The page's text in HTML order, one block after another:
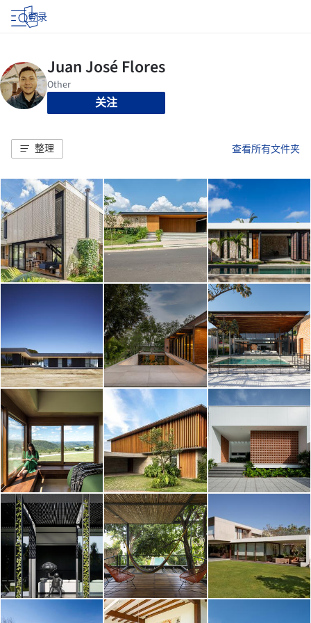
登录
关注
整理 查看所有文件夹